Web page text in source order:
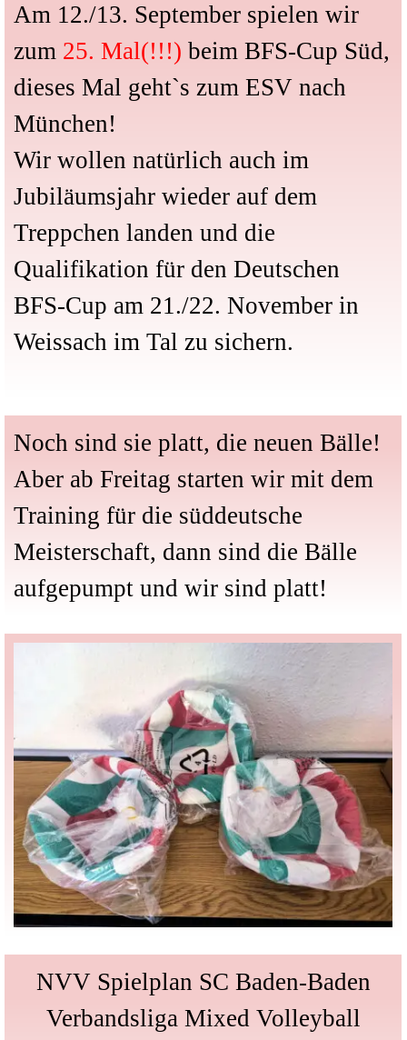
Am 12./13. September spielen wir
zum 25. Mal(!!!) beim BFS-Cup Süd,
dieses Mal geht`s zum ESV nach
München!
Wir wollen natürlich auch im
Jubiläumsjahr wieder auf dem
Treppchen landen und die
Qualifikation für den Deutschen
BFS-Cup am 21./22. November in
Weissach im Tal zu sichern.
Noch sind sie platt, die neuen Bälle!
Aber ab Freitag starten wir mit dem
Training für die süddeutsche
Meisterschaft, dann sind die Bälle
aufgepumpt und wir sind platt!
NVV Spielplan SC Baden-Baden
Verbandsliga Mixed Volleyball